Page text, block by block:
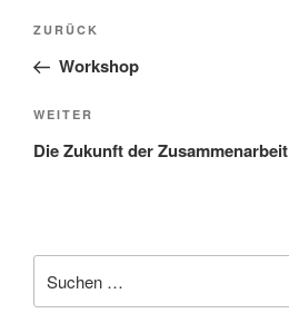
Beitragsnavigation
Vorheriger
Beitrag
ZURÜCK
Workshop
Nächster
Beitrag
WEITER
Die Zukunft der Zusammenarbeit
nach: